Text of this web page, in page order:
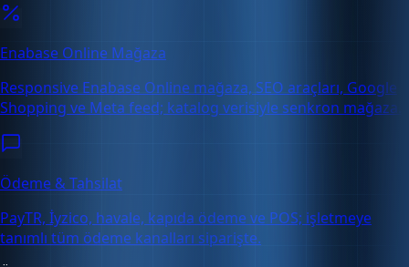
Enabase Online Mağaza
Responsive Enabase Online mağaza, SEO araçları, Google
Shopping ve Meta feed; katalog verisiyle senkron mağaza.
Ödeme & Tahsilat
PayTR, İyzico, havale, kapıda ödeme ve POS; işletmeye
tanımlı tüm ödeme kanalları siparişte.
Ücretsiz Deneme